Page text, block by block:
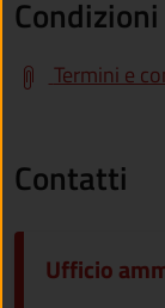
Termini e
Contatti
Ufficio